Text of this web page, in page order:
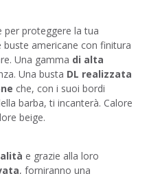
per proteggere la tua
buste americane con finitura
Una gamma di alta
Una busta DL realizzata
che, con i suoi bordi
barba, ti incanterà. Calore
beige.
e grazie alla loro
, forniranno una